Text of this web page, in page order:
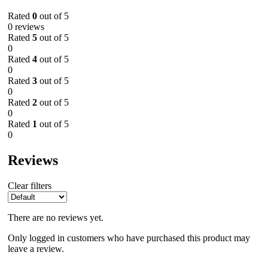
Rated 0 out of 5
0 reviews
Rated 5 out of 5
0
Rated 4 out of 5
0
Rated 3 out of 5
0
Rated 2 out of 5
0
Rated 1 out of 5
0
Reviews
Clear filters
There are no reviews yet.
Only logged in customers who have purchased this product may
leave a review.